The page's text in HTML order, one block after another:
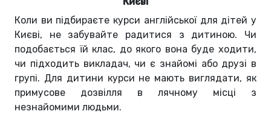
Коли ви підбираєте курси англійської для дітей у
Києві, не забувайте радитися з дитиною. Чи
подобається їй клас, до якого вона буде ходити,
чи підходить викладач, чи є знайомі або друзі в
групі. Для дитини курси не мають виглядати, як
примусове дозвілля в лячному місці з
незнайомими людьми.